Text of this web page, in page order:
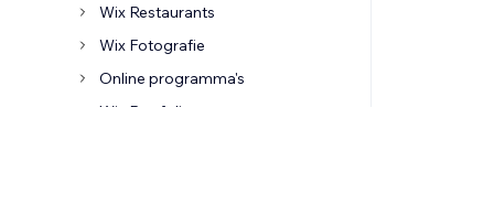
Wix Restaurants
Wix Fotografie
Online programma's
Wix Portfolio